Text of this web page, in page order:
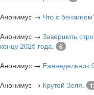
Анонимус → Что с
Анонимус → Завершить
концу 2025 года.
6
Анонимус → Еженедельник
Анонимус → Крутой Зеля.